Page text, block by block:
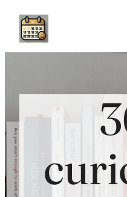
Aller
contenu